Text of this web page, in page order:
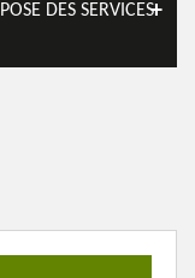
DES SERVICES